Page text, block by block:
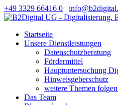
+49 3329 66416 0
Startseite
Unsere Dienstleistungen
Datenschutzberatung
Fördermittel
Hauptuntersuchung
Hinweisgeberschutz
weitere Themen
Das Team